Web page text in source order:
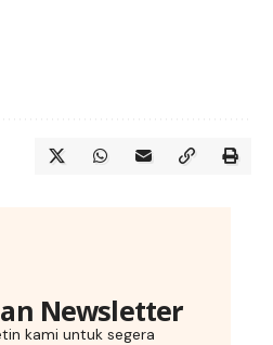
Newsletter
kami untuk segera